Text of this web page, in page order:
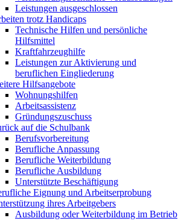
Leistungen ausgeschlossen
trotz Handicaps
Technische Hilfen und persönliche
Hilfsmittel
Kraftfahrzeughilfe
Leistungen zur Aktivierung und
beruflichen Eingliederung
Hilfsangebote
Wohnungshilfen
Arbeitsassistenz
Gründungszuschuss
auf die Schulbank
Berufsvorbereitung
Berufliche Anpassung
Berufliche Weiterbildung
Berufliche Ausbildung
Unterstützte Beschäftigung
Eignung und Arbeitserprobung
ihres Arbeitgebers
Ausbildung oder Weiterbildung im Betrieb